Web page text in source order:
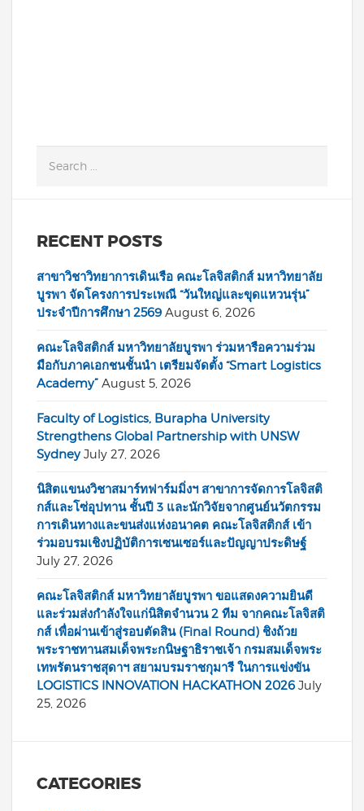
RECENT POSTS
สาขาวิชาวิทยาการเดินเรือ คณะโลจิสติกส์ มหาวิทยาลัย
บูรพา จัดโครงการประเพณี “วันใหญ่และขุดแหวนรุ่น”
ประจำปีการศึกษา 2569 August 6, 2026
คณะโลจิสติกส์ มหาวิทยาลัยบูรพา ร่วมหารือความร่วม
มือกับภาคเอกชนชั้นนำ เตรียมจัดตั้ง “Smart Logistics
Academy” August 5, 2026
Faculty of Logistics, Burapha University
Strengthens Global Partnership with UNSW
Sydney July 27, 2026
นิสิตแขนงวิชาสมาร์ทฟาร์มมิ่งฯ สาขาการจัดการโลจิสติ
กส์และโซ่อุปทาน ชั้นปี 3 และนักวิจัยจากศูนย์นวัตกรรม
การเดินทางและขนส่งแห่งอนาคต คณะโลจิสติกส์ เข้า
ร่วมอบรมเชิงปฏิบัติการเซนเซอร์และปัญญาประดิษฐ์
July 27, 2026
คณะโลจิสติกส์ มหาวิทยาลัยบูรพา ขอแสดงความยินดี
และร่วมส่งกำลังใจแก่นิสิตจำนวน 2 ทีม จากคณะโลจิสติ
กส์ เพื่อผ่านเข้าสู่รอบตัดสิน (Final Round) ชิงถ้วย
พระราชทานสมเด็จพระกนิษฐาธิราชเจ้า กรมสมเด็จพระ
เทพรัตนราชสุดาฯ สยามบรมราชกุมารี ในการแข่งขัน
LOGISTICS INNOVATION HACKATHON 2026 July
25, 2026
CATEGORIES